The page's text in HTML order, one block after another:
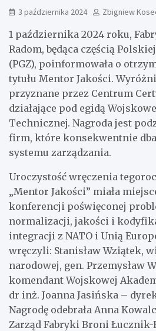
3 października 2024 Zbigniew
1 października 2024 roku,
Radom, będąca częścią
(PGZ), poinformowała o
tytułu Mentor Jakości.
przyznane przez Centrum
działające pod egidą
Technicznej. Nagroda jest
firm, które konsekwentnie
systemu zarządzania.
Uroczystość wręczenia
„Mentor Jakości” miała
konferencji poświęconej
normalizacji, jakości i
integracji z NATO i Unią
wręczyli: Stanisław Wziątek,
narodowej, gen. Przemysław
komendant Wojskowej
dr inż. Joanna Jasińska –
Nagrodę odebrała Anna
Zarząd Fabryki Broni Łucznik-